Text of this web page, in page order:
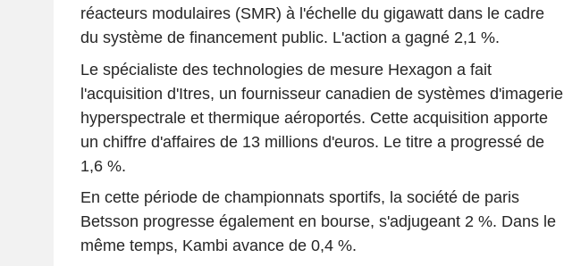
réacteurs modulaires (SMR) à l'échelle du gigawatt dans le cadre
du système de financement public. L'action a gagné 2,1 %.
Le spécialiste des technologies de mesure Hexagon a fait
l'acquisition d'Itres, un fournisseur canadien de systèmes d'imagerie
hyperspectrale et thermique aéroportés. Cette acquisition apporte
un chiffre d'affaires de 13 millions d'euros. Le titre a progressé de
1,6 %.
En cette période de championnats sportifs, la société de paris
Betsson progresse également en bourse, s'adjugeant 2 %. Dans le
même temps, Kambi avance de 0,4 %.